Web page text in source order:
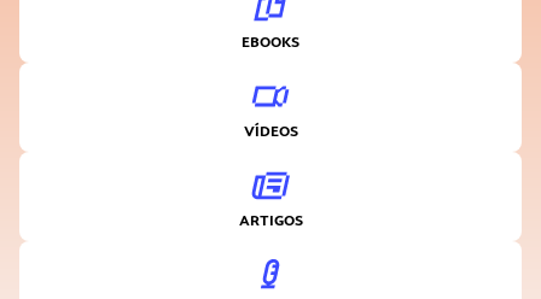
EBOOKS
VÍDEOS
ARTIGOS